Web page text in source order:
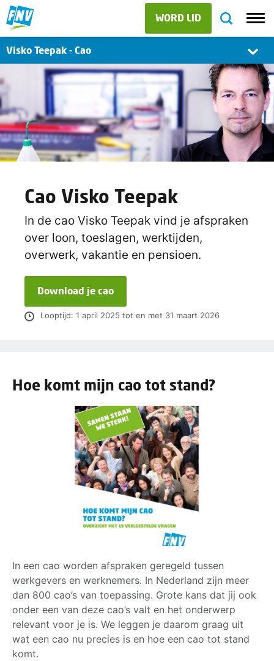
WORD LID
Visko Teepak - Cao
Cao Visko Teepak
In de cao Visko Teepak vind je afspraken
over loon, toeslagen, werktijden,
overwerk, vakantie en pensioen.
Download je cao
Looptijd: 1 april 2025 tot en met 31 maart 2026
Hoe komt mijn cao tot stand?
In een cao worden afspraken geregeld tussen
werkgevers en werknemers. In Nederland zijn meer
dan 800 cao’s van toepassing. Grote kans dat jij ook
onder een van deze cao’s valt en het onderwerp
relevant voor je is. We leggen je daarom graag uit
wat een cao nu precies is en hoe een cao tot stand
komt.